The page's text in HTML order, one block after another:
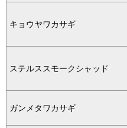
キョウヤワカサギ
ステルススモークシャッド
ガンメタワカサギ